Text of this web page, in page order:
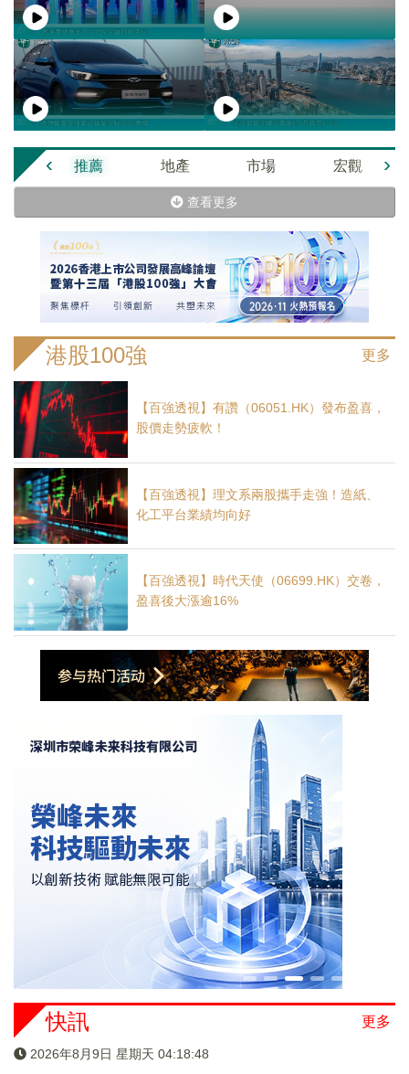
推薦 地產 市場 宏觀
‹ ›
查看更多
更多
港股100強
【百強透視】有讚（06051.HK）發布盈喜，
股價走勢疲軟！
【百強透視】理文系兩股攜手走強！造紙、
化工平台業績均向好
【百強透視】時代天使（06699.HK）交卷，
盈喜後大漲逾16%
更多
快訊
2026年8月9日 星期天 04:18:49